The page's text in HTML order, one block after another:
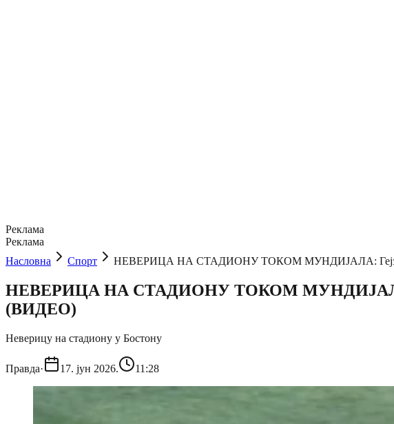
Реклама
Реклама
Насловна
Спорт НЕВЕРИЦА НА СТАДИОНУ ТОКОМ МУНДИЈАЛА: Гејзир
НЕВЕРИЦА НА СТАДИОНУ ТОКОМ МУНДИЈАЛА:
(ВИДЕО)
Неверицу на стадиону у Бостону
Правда· 17. јун 2026. 11:28